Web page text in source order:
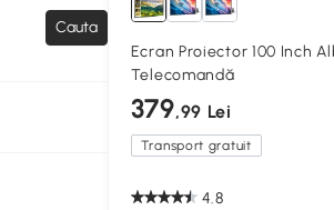
Cauta
Ecran Proiector 100 Inch
Telecomandă
379,99 Lei
Transport gratuit
4.8